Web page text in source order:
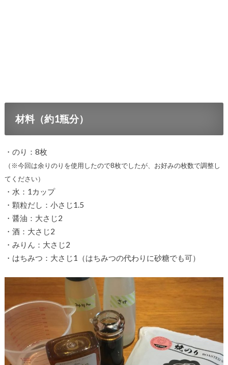
材料（約1瓶分）
・のり：8枚
（※今回は余りのりを使用したので8枚でしたが、お好みの枚数で調整し
てください）
・水：1カップ
・顆粒だし：小さじ1.5
・醤油：大さじ2
・酒：大さじ2
・みりん：大さじ2
・はちみつ：大さじ1（はちみつの代わりに砂糖でも可）